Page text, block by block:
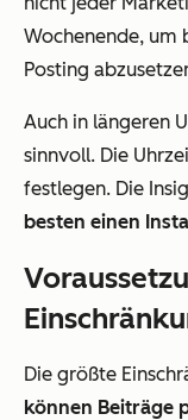
Wochenende, um
Posting
Auch in längeren
sinnvoll. Die
festlegen. Die
besten einen
Die größte
können Beiträge